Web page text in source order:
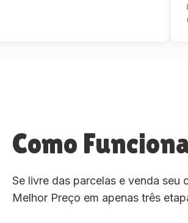
vcs
Como
Se livre das parcelas e venda seu
Melhor Preço em apenas três